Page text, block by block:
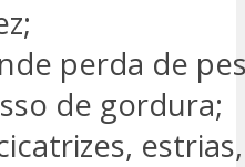
perda de
de gordura;